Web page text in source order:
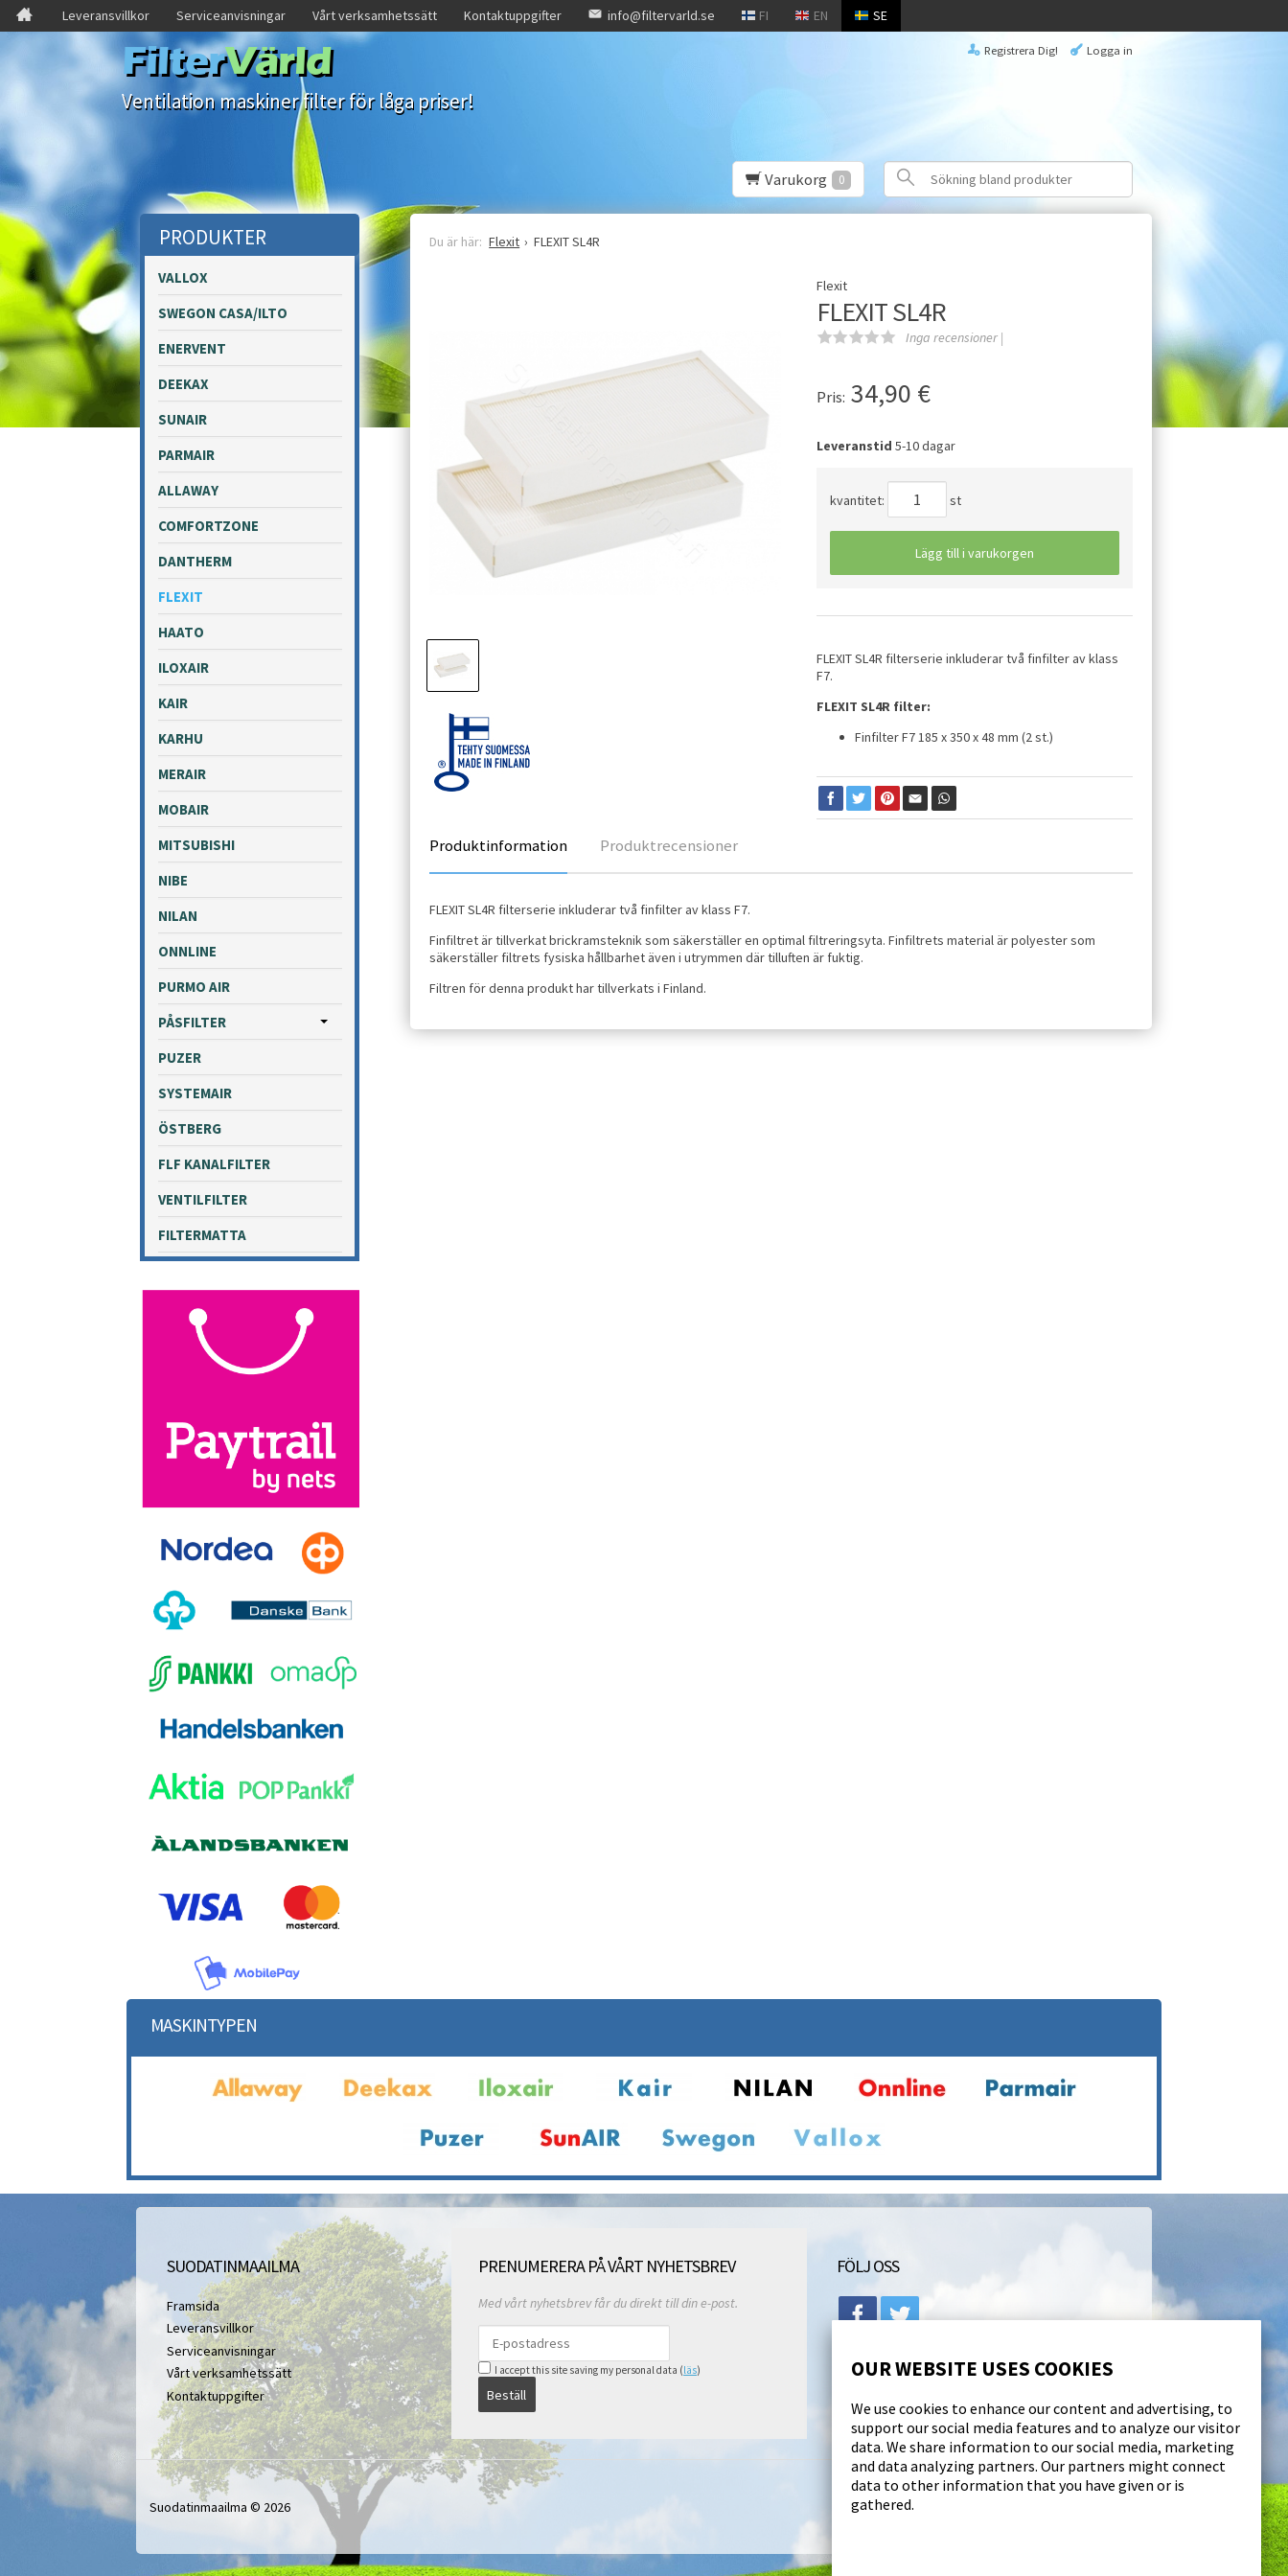
OUR WEBSITE USES COOKIES
We use cookies to enhance our content and advertising, to
support our social media features and to analyze our visitor
data. We share information to our social media, marketing
and data analyzing partners. Our partners might connect
data to other information that you have given or is
gathered.
Leveransvillkor Serviceanvisningar Vårt verksamhetssätt Kontaktuppgifter info@filtervarld.se FI EN SE
FilterVärld
Ventilation maskiner filter för låga priser!
Registrera Dig! Logga in
Varukorg 0
Flexit FLEXIT SL4R
Flexit
FLEXIT SL4R
Inga recensioner |
Pris: 34,90 €
Leveranstid 5-10 dagar
kvantitet: st
Lägg till i varukorgen
FLEXIT SL4R filterserie inkluderar två finfilter av klass
F7.
FLEXIT SL4R filter:
Finfilter F7 185 x 350 x 48 mm (2 st.)
Produktinformation Produktrecensioner
FLEXIT SL4R filterserie inkluderar två finfilter av klass F7.
Finfiltret är tillverkat brickramsteknik som säkerställer en optimal filtreringsyta. Finfiltrets material är polyester som
säkerställer filtrets fysiska hållbarhet även i utrymmen där tilluften är fuktig.
Filtren för denna produkt har tillverkats i Finland.
PRODUKTER
VALLOX
SWEGON CASA/ILTO
ENERVENT
DEEKAX
SUNAIR
PARMAIR
ALLAWAY
COMFORTZONE
DANTHERM
FLEXIT
HAATO
ILOXAIR
KAIR
KARHU
MERAIR
MOBAIR
MITSUBISHI
NIBE
NILAN
ONNLINE
PURMO AIR
PÅSFILTER
PUZER
SYSTEMAIR
ÖSTBERG
FLF KANALFILTER
VENTILFILTER
FILTERMATTA
MASKINTYPEN
SUODATINMAAILMA
Framsida
Leveransvillkor
Serviceanvisningar
Vårt verksamhetssätt
Kontaktuppgifter
PRENUMERERA PÅ VÅRT NYHETSBREV
Med vårt nyhetsbrev får du direkt till din e-post.
I accept this site saving my personal data (läs)
Beställ
FÖLJ OSS
Suodatinmaailma © 2026